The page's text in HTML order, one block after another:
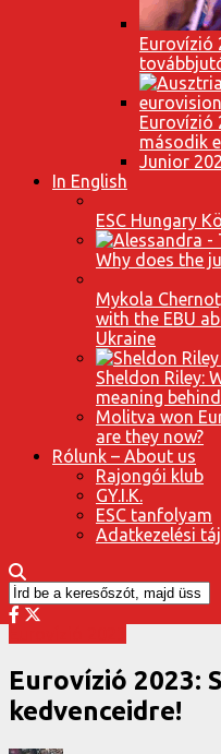
Eurovízió
Eurovízió
második
Junior
In English
ESC Hungary
Why does the
Mykola
with the EBU
Ukraine
Sheldon Riley:
meaning
Molitva won
are they now?
Rólunk – About us
Rajongói klub
GY.I.K.
ESC tanfolyam
Adatkezelési
Eurovízió 2023:
kedvenceidre!